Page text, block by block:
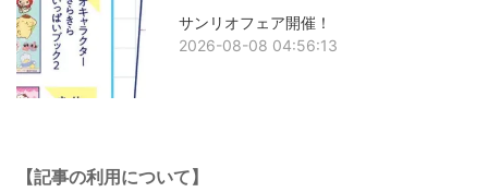
サンリオフェア開催！
2026-08-08 04:56:13
【記事の利用について】